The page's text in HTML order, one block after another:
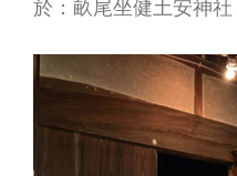
於：畝尾坐健土安神社